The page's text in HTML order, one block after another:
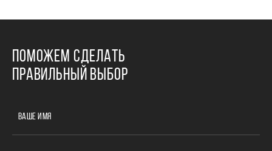
ПОМОЖЕМ СДЕЛАТЬ
ПРАВИЛЬНЫЙ ВЫБОР
ВАШЕ ИМЯ